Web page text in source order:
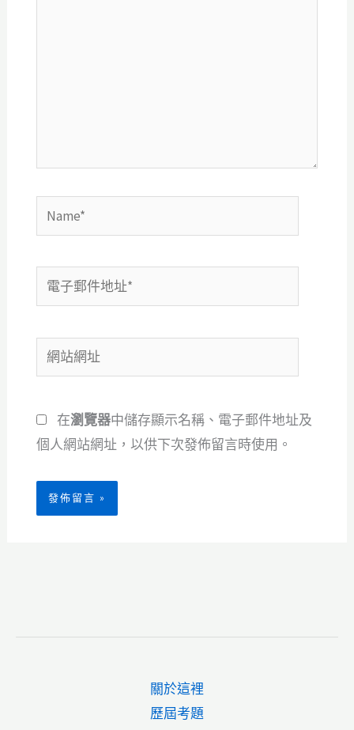
Name*
電
子
件
地
*
網
站
址
在瀏覽器中儲存顯示名稱、電子郵件地址及
個人網站網址，以供下次發佈留言時使用。
關於這裡
歷屆考題